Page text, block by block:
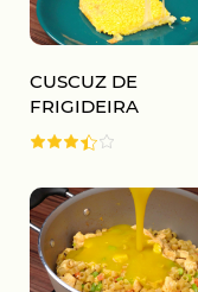
CUSCUZ DE
FRIGIDEIRA